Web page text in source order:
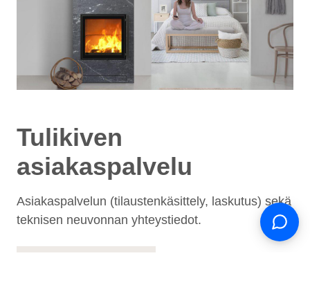
Tulikiven
asiakaspalvelu
Asiakaspalvelun (tilaustenkäsittely, laskutus) sekä
teknisen neuvonnan yhteystiedot.
S
Support
Hi there! How can we help you